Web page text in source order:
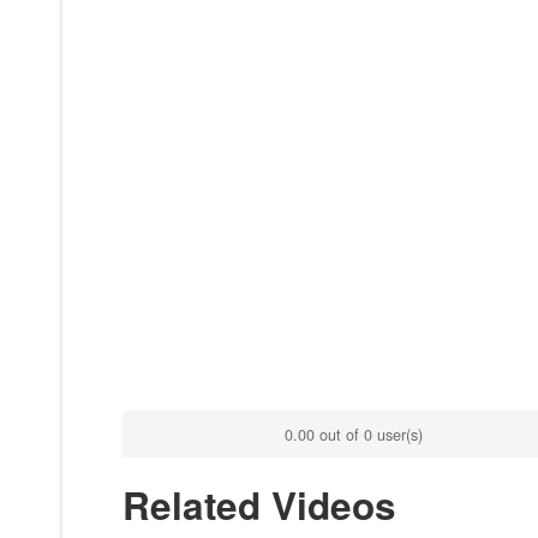
0.00 out of 0 user(s)
Related Videos